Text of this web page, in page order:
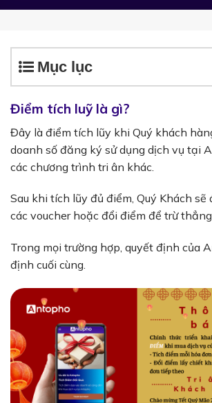
Mục lục
Điểm tích luỹ là gì?
Đây là điểm tích lũy khi Quý khách
doanh số đăng ký sử dụng dịch vụ tại
các chương trình tri ân khác.
Sau khi tích lũy đủ điểm, Quý Khách
các voucher hoặc đổi điểm để trừ
Trong mọi trường hợp, quyết định của
định cuối cùng.